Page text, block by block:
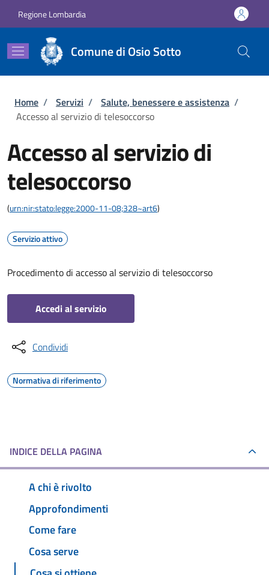
Regione Lombardia
Comune di Osio Sotto
Briciole di pane
Home / Servizi / Salute, benessere e assistenza /
Accesso al servizio di telesoccorso
Accesso al servizio di
telesoccorso
(urn:nir:stato:legge:2000-11-08;328~art6)
Servizio attivo
Procedimento di accesso al servizio di telesoccorso
Accedi al servizio
Condividi
Normativa di riferimento
INDICE DELLA PAGINA
A chi è rivolto
Approfondimenti
Come fare
Cosa serve